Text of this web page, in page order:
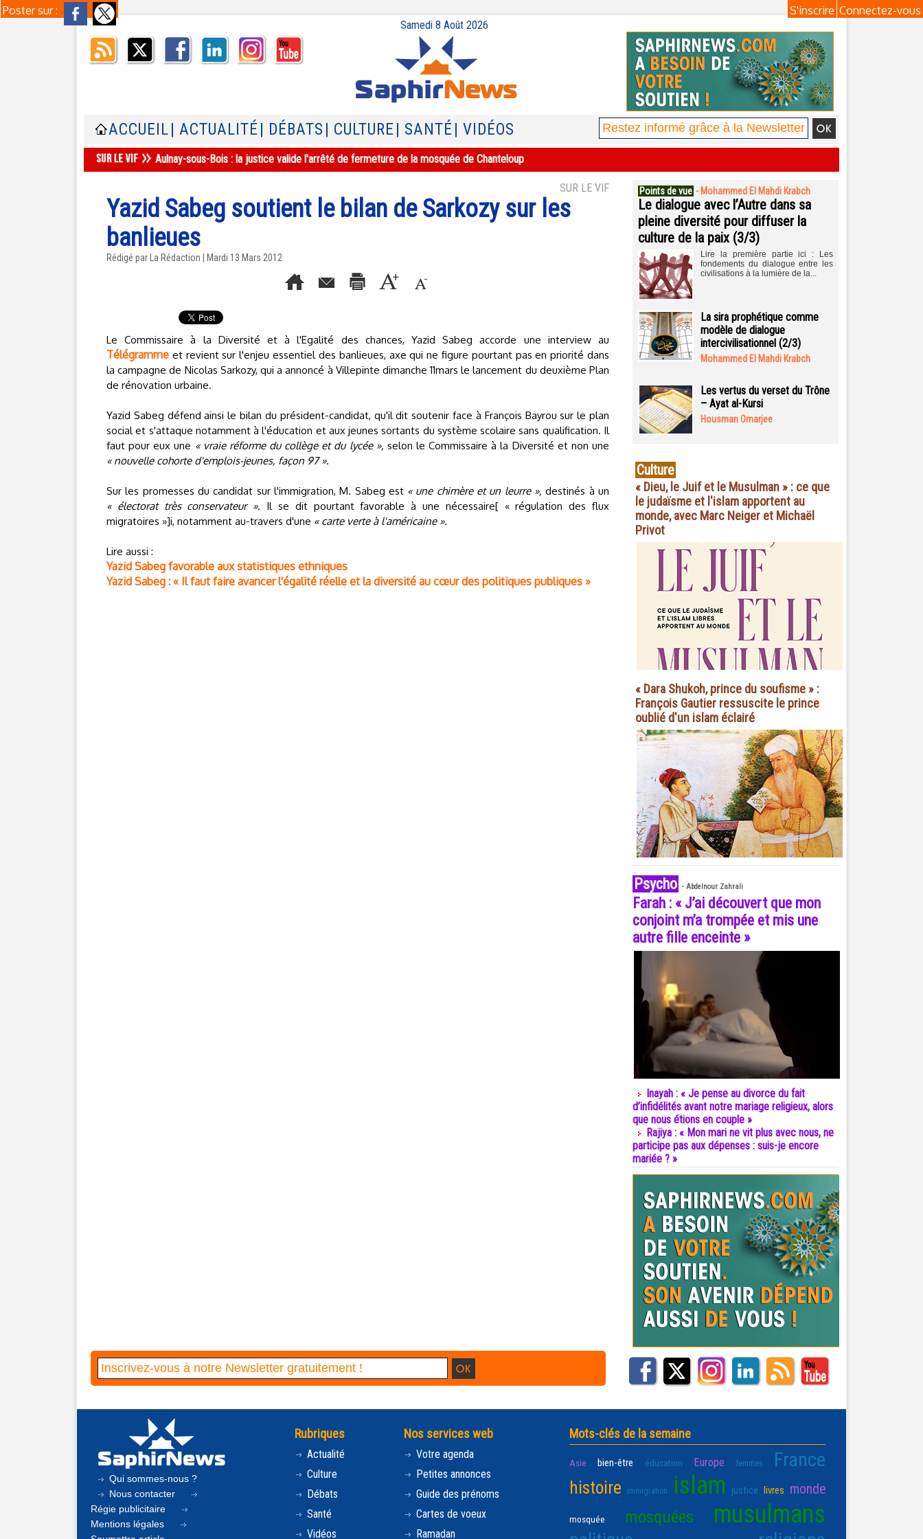
Poster sur : Connectez-vous
S'inscrire
Samedi 8 Août 2026
ACCUEIL | ACTUALITÉ | DÉBATS | CULTURE | SANTÉ | VIDÉOS
Aulnay-sous-Bois : la justice valide l'arrêté de fermeture de la mosquée de Chanteloup
SUR LE VIF
Yazid Sabeg soutient le bilan de Sarkozy sur les
banlieues
Rédigé par La Rédaction | Mardi 13 Mars 2012
Le Commissaire à la Diversité et à l'Egalité des chances, Yazid Sabeg accorde une interview au
Télégramme et revient sur l'enjeu essentiel des banlieues, axe qui ne figure pourtant pas en priorité dans
la campagne de Nicolas Sarkozy, qui a annoncé à Villepinte dimanche 11mars le lancement du deuxième Plan
de rénovation urbaine.
Yazid Sabeg défend ainsi le bilan du président-candidat, qu'il dit soutenir face à François Bayrou sur le plan
social et s'attaque notamment à l'éducation et aux jeunes sortants du système scolaire sans qualification. Il
faut pour eux une « vraie réforme du collège et du lycée », selon le Commissaire à la Diversité et non une
« nouvelle cohorte d'emplois-jeunes, façon 97 ».
Sur les promesses du candidat sur l'immigration, M. Sabeg est « une chimère et un leurre », destinés à un
« électorat très conservateur ». Il se dit pourtant favorable à une nécessaire[ « régulation des flux
migratoires »]i, notamment au-travers d'une « carte verte à l'américaine ».
Lire aussi :
Yazid Sabeg favorable aux statistiques ethniques
Yazid Sabeg : « Il faut faire avancer l'égalité réelle et la diversité au cœur des politiques publiques »
Points de vue - Mohammed El Mahdi Krabch
Le dialogue avec l’Autre dans sa
pleine diversité pour diffuser la
culture de la paix (3/3)
Lire la première partie ici : Les
fondements du dialogue entre les
civilisations à la lumière de la...
La sira prophétique comme
modèle de dialogue
intercivilisationnel (2/3)
Mohammed El Mahdi Krabch
Les vertus du verset du Trône
– Ayat al-Kursi
Housman Omarjee
Culture
« Dieu, le Juif et le Musulman » : ce que
le judaïsme et l'islam apportent au
monde, avec Marc Neiger et Michaël
Privot
« Dara Shukoh, prince du soufisme » :
François Gautier ressuscite le prince
oublié d'un islam éclairé
Psycho - Abdelnour Zahrali
Farah : « J’ai découvert que mon
conjoint m’a trompée et mis une
autre fille enceinte »
Inayah : « Je pense au divorce du fait
d’infidélités avant notre mariage religieux, alors
que nous étions en couple »
Rajiya : « Mon mari ne vit plus avec nous, ne
participe pas aux dépenses : suis-je encore
mariée ? »
Qui sommes-nous ?
Nous contacter
Régie publicitaire
Mentions légales
Rubriques
Actualité
Culture
Débats
Santé
Vidéos
Nos services web
Votre agenda
Petites annonces
Guide des prénoms
Cartes de voeux
Ramadan
Mots-clés de la semaine
Asie bien-être éducation Europe femmes France
histoire immigration islam justice livres monde
mosquée mosquées musulmans